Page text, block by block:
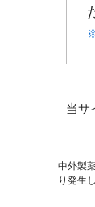
当サ
中外製
り発生